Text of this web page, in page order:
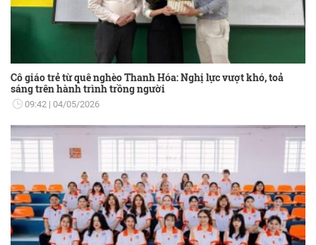
Cô giáo trẻ từ quê nghèo Thanh Hóa: Nghị lực vượt khó, toả
sáng trên hành trình trồng người
09:42 04/05/2026